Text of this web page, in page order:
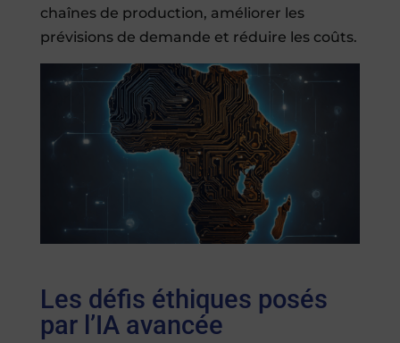
chaînes de production, améliorer les
prévisions de demande et réduire les coûts.
Les défis éthiques posés
par l’IA avancée